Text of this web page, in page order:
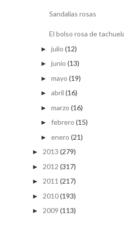
Sandalias rosas
El bolso rosa de
► julio (12)
► junio (13)
► mayo (19)
► abril (16)
► marzo (16)
► febrero (15)
► enero (21)
► 2013 (279)
► 2012 (317)
► 2011 (217)
► 2010(193)
► 2009 (113)